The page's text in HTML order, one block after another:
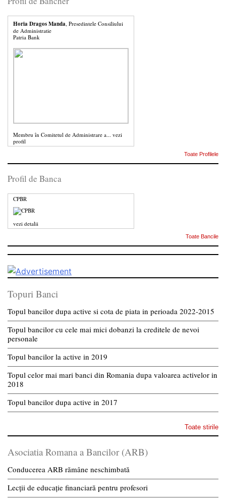
Horia Dragos Manda, Presedintele Consiliului
de Administratie
Patria Bank
Membru în Comitetul de Administrare a... vezi
profil
Toate Profilele
Profil de Banca
CPBR
vezi detalii
Toate Bancile
Topuri Banci
Topul bancilor dupa active si cota de piata in perioada 2022-2015
Topul bancilor cu cele mai mici dobanzi la creditele de nevoi
personale
Topul bancilor la active in 2019
Topul celor mai mari banci din Romania dupa valoarea activelor in
2018
Topul bancilor dupa active in 2017
Toate stirile
Asociatia Romana a Bancilor (ARB)
Conducerea ARB rămâne neschimbată
Lecții de educație financiară pentru profesori